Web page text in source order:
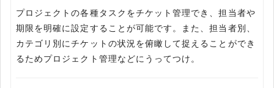
プロジェクトの各種タスクをチケット管理でき、担当者や
期限を明確に設定することが可能です。また、担当者別、
カテゴリ別にチケットの状況を俯瞰して捉えることができ
るためプロジェクト管理などにうってつけ。